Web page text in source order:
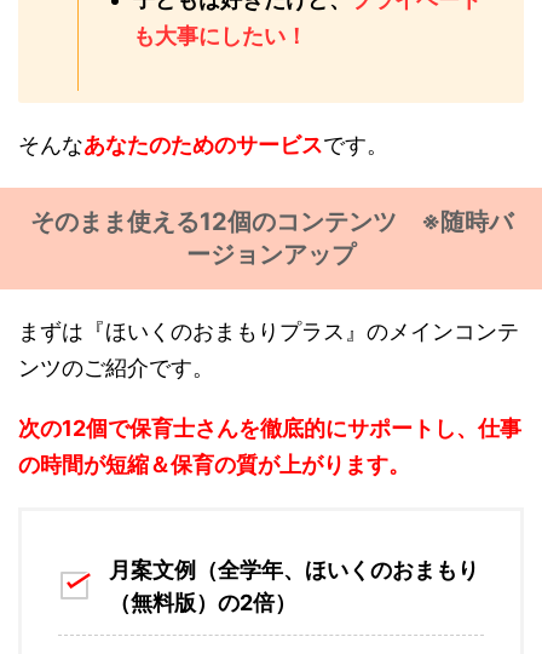
も大事にしたい！
そんなあなたのためのサービスです。
そのまま使える12個のコンテンツ ※随時バ
ージョンアップ
まずは『ほいくのおまもりプラス』のメインコンテ
ンツのご紹介です。
次の12個で保育士さんを徹底的にサポートし、仕事
の時間が短縮＆保育の質が上がります。
月案文例（全学年、ほいくのおまもり
（無料版）の2倍）